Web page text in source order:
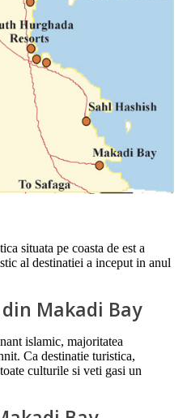
situata pe coasta de est a
al destinatiei a inceput in anul
Makadi Bay
islamic, majoritatea
Ca destinatie turistica,
culturile si veti gasi un